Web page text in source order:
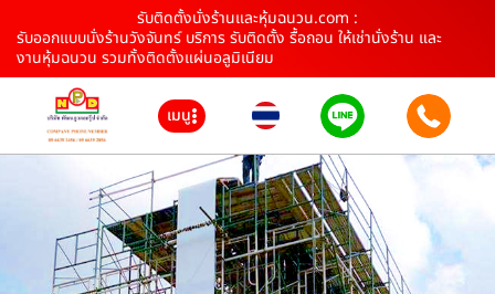
รับติดตั้งนั่งร้านและหุ้มฉนวน.com :
รับออกแบบนั่งร้านวังจันทร์ บริการ รับติดตั้ง รื้อถอน ให้เช่านั่งร้าน และ
งานหุ้มฉนวน รวมทั้งติดตั้งแผ่นอลูมิเนียม
เมนู